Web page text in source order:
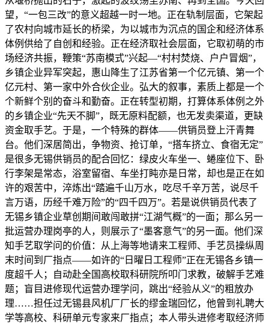
望，“一包三改”的意义超越一时一地。正在轨制层面，它架起
了农村向城市延长的桥梁，为以城市为沉点的国企和经济体系
体例供给了自创和经验。正在经济取社会层面，它取初萌的市
场经济共振，鞭策“苏南模式”兴起—“村村焚烧、户户冒烟”，
乡镇企业异军突起，惠山降生了江苏省第一个亿元镇、第一个
亿元村、第一家中外合伙企业。弘大的叙事，素质上都是一个
个新鲜个别的奋斗和勤奋。正在转型初期，打算体系体例之外
的乡镇企业“先天不脚”，既无原料配额，也无发卖渠道，更缺
资金取手艺。于是，一个特殊的群体——供销员登上汗青舞
台。他们深居简出，争物资、抢订单，“搭车挤立、食宿无定”
是很多无锡供销员的配合回忆：绿皮火车坐一、蜷座位下、卧
行李架是常态，浴室留宿、车坐打盹亦是日常，却也是正在如
许的艰苦中，淬炼出“踏遍千山万水，吃尽千辛万苦，说尽千
言万语，历经千难万险”的“四千四万”。若是说供销员代表了
无锡乡镇企业草创期间敢闯敢拼“江湖气概”的一面；那么另一
批运营办理岗亭的人，则展示了“墨客意气”的另一面。他们深
知手艺取学问的价值：从上海等地请来工程师、手艺员操纵周
末时间到厂指点——如许的“日曜日工程师”正在无锡各乡镇一
度超千人；自动赴全国高校取科研院所叩门求教，破解手艺难
题；盲目进修现代运营办理学问，跳出“经验从义”的粗放办
理……担任过无锡县风机厂厂长的缪金瑞回忆，他曾到礼聘大
学等高校、科研单元专家来厂指点；本人带头进修考取经济师